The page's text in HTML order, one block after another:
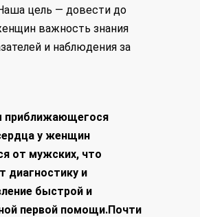
цель — довести до
важность знания
и наблюдения за
у женщин
от мужских, что
диагностику и
быстрой и
первой помощи.Почти